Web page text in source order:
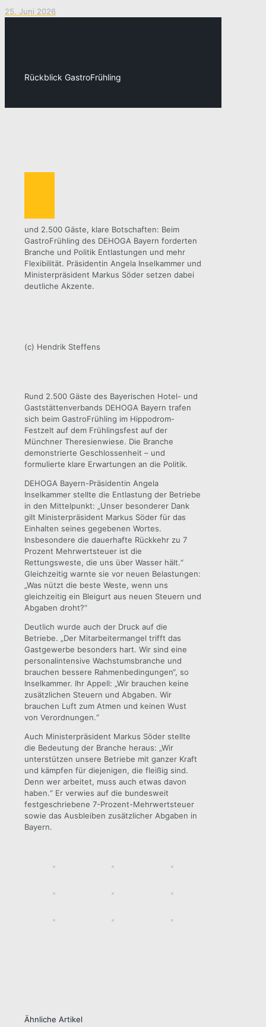
25. Juni 2026
Rückblick GastroFrühling
und 2.500 Gäste, klare Botschaften: Beim
GastroFrühling des DEHOGA Bayern forderten
Branche und Politik Entlastungen und mehr
Flexibilität. Präsidentin Angela Inselkammer und
Ministerpräsident Markus Söder setzen dabei
deutliche Akzente.
(c) Hendrik Steffens
Rund 2.500 Gäste des Bayerischen Hotel- und
Gaststättenverbands DEHOGA Bayern trafen
sich beim GastroFrühling im Hippodrom-
Festzelt auf dem Frühlingsfest auf der
Münchner Theresienwiese. Die Branche
demonstrierte Geschlossenheit – und
formulierte klare Erwartungen an die Politik.
DEHOGA Bayern-Präsidentin Angela
Inselkammer stellte die Entlastung der Betriebe
in den Mittelpunkt: „Unser besonderer Dank
gilt Ministerpräsident Markus Söder für das
Einhalten seines gegebenen Wortes.
Insbesondere die dauerhafte Rückkehr zu 7
Prozent Mehrwertsteuer ist die
Rettungsweste, die uns über Wasser hält.“
Gleichzeitig warnte sie vor neuen Belastungen:
„Was nützt die beste Weste, wenn uns
gleichzeitig ein Bleigurt aus neuen Steuern und
Abgaben droht?“
Deutlich wurde auch der Druck auf die
Betriebe. „Der Mitarbeitermangel trifft das
Gastgewerbe besonders hart. Wir sind eine
personalintensive Wachstumsbranche und
brauchen bessere Rahmenbedingungen“, so
Inselkammer. Ihr Appell: „Wir brauchen keine
zusätzlichen Steuern und Abgaben. Wir
brauchen Luft zum Atmen und keinen Wust
von Verordnungen.“
Auch Ministerpräsident Markus Söder stellte
die Bedeutung der Branche heraus: „Wir
unterstützen unsere Betriebe mit ganzer Kraft
und kämpfen für diejenigen, die fleißig sind.
Denn wer arbeitet, muss auch etwas davon
haben.“ Er verwies auf die bundesweit
festgeschriebene 7-Prozent-Mehrwertsteuer
sowie das Ausbleiben zusätzlicher Abgaben in
Bayern.
Ähnliche Artikel